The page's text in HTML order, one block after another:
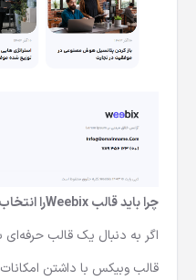
چرا باید قالب Weebixرا انتخاب کنید؟
اگر به دنبال یک قالب
قالب وبیکس با داشتن